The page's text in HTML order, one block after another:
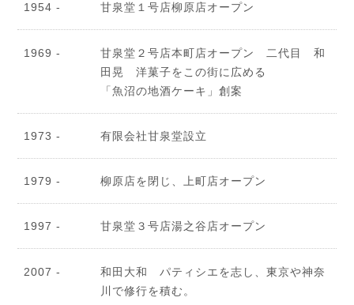
1954 - 甘泉堂１号店柳原店オープン
1969 -
甘泉堂２号店本町店オープン 二代目 和
田晃 洋菓子をこの街に広める
「魚沼の地酒ケーキ」創案
1973 - 有限会社甘泉堂設立
1979 - 柳原店を閉じ、上町店オープン
1997 - 甘泉堂３号店湯之谷店オープン
2007 -
和田大和 パティシエを志し、東京や神奈
川で修行を積む。